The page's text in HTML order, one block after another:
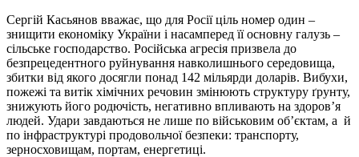
Сергій Касьянов вважає, що для Росії ціль номер один –
знищити економіку України і насамперед її основну галузь –
сільське господарство. Російська агресія призвела до
безпрецедентного руйнування навколишнього середовища,
збитки від якого досягли понад 142 мільярди доларів. Вибухи,
пожежі та витік хімічних речовин змінюють структуру ґрунту,
знижують його родючість, негативно впливають на здоров’я
людей. Удари завдаються не лише по військовим об’єктам, а й
по інфраструктурі продовольчої безпеки: транспорту,
зерносховищам, портам, енергетиці.